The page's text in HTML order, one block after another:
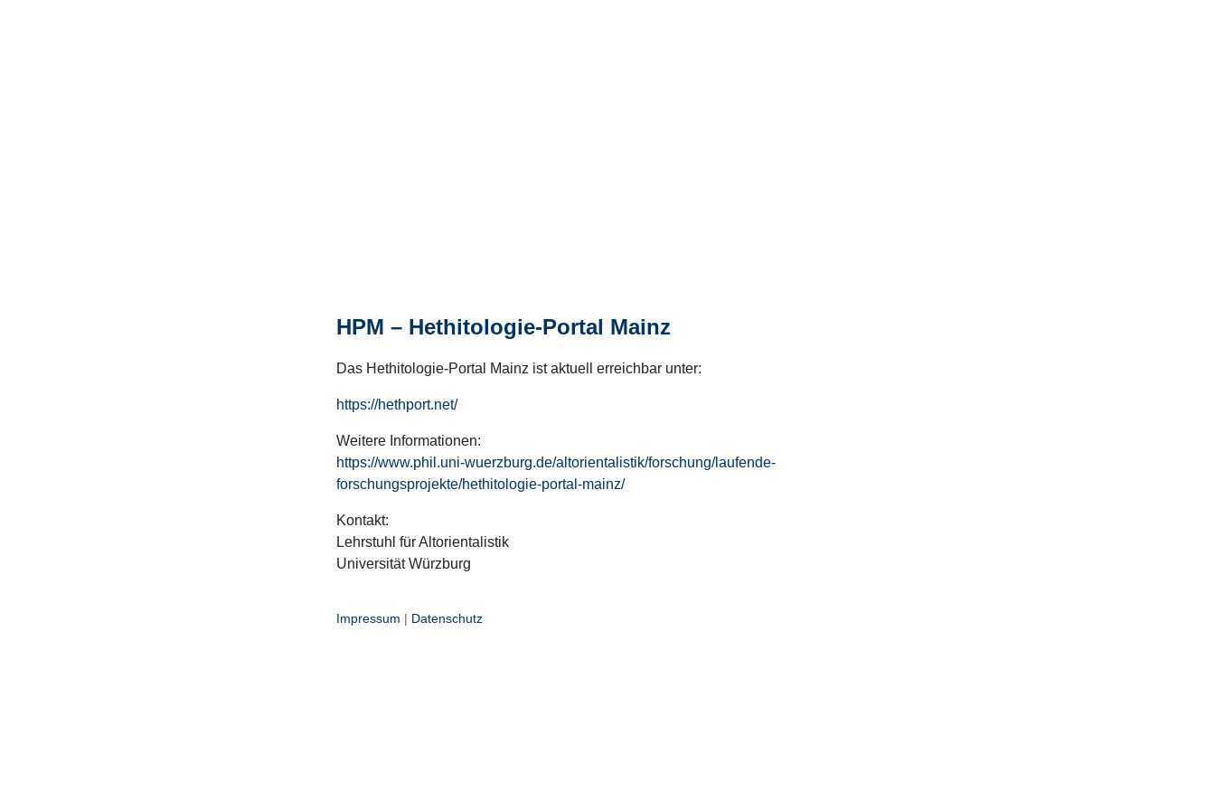
HPM – Hethitologie-Portal Mainz
Das Hethitologie-Portal Mainz ist aktuell erreichbar unter:
https://hethport.net/
Weitere Informationen:
https://www.phil.uni-wuerzburg.de/altorientalistik/forschung/laufende-
forschungsprojekte/hethitologie-portal-mainz/
Kontakt:
Lehrstuhl für Altorientalistik
Universität Würzburg
Impressum | Datenschutz